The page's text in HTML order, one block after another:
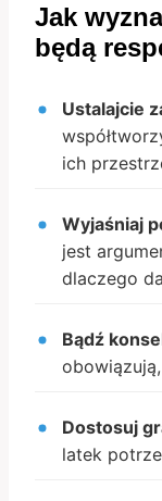
Jak
będą
Ustalajcie
ich
Wyjaśniaj
jest
dlaczego
Bądź
Dostosuj
latek